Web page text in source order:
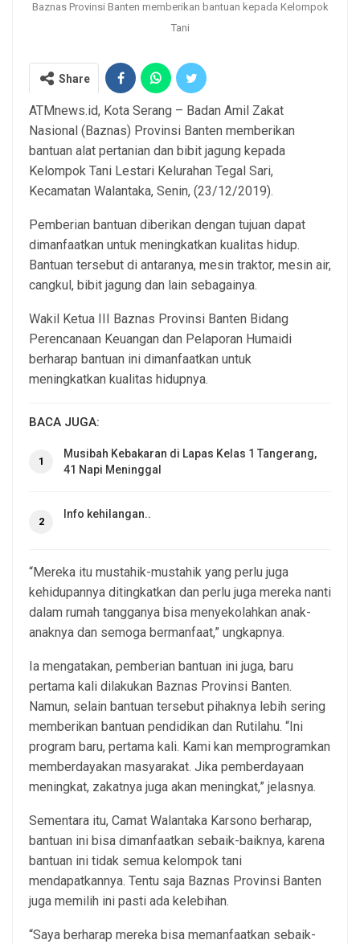
Baznas Provinsi Banten memberikan bantuan kepada Kelompok
Tani
Share
ATMnews.id, Kota Serang – Badan Amil Zakat
Nasional (Baznas) Provinsi Banten memberikan
bantuan alat pertanian dan bibit jagung kepada
Kelompok Tani Lestari Kelurahan Tegal Sari,
Kecamatan Walantaka, Senin, (23/12/2019).
Pemberian bantuan diberikan dengan tujuan dapat
dimanfaatkan untuk meningkatkan kualitas hidup.
Bantuan tersebut di antaranya, mesin traktor, mesin air,
cangkul, bibit jagung dan lain sebagainya.
Wakil Ketua III Baznas Provinsi Banten Bidang
Perencanaan Keuangan dan Pelaporan Humaidi
berharap bantuan ini dimanfaatkan untuk
meningkatkan kualitas hidupnya.
BACA JUGA:
1
Musibah Kebakaran di Lapas Kelas 1 Tangerang,
41 Napi Meninggal
2
Info kehilangan..
“Mereka itu mustahik-mustahik yang perlu juga
kehidupannya ditingkatkan dan perlu juga mereka nanti
dalam rumah tangganya bisa menyekolahkan anak-
anaknya dan semoga bermanfaat,” ungkapnya.
Ia mengatakan, pemberian bantuan ini juga, baru
pertama kali dilakukan Baznas Provinsi Banten.
Namun, selain bantuan tersebut pihaknya lebih sering
memberikan bantuan pendidikan dan Rutilahu. “Ini
program baru, pertama kali. Kami kan memprogramkan
memberdayakan masyarakat. Jika pemberdayaan
meningkat, zakatnya juga akan meningkat,” jelasnya.
Sementara itu, Camat Walantaka Karsono berharap,
bantuan ini bisa dimanfaatkan sebaik-baiknya, karena
bantuan ini tidak semua kelompok tani
mendapatkannya. Tentu saja Baznas Provinsi Banten
juga memilih ini pasti ada kelebihan.
“Saya berharap mereka bisa memanfaatkan sebaik-